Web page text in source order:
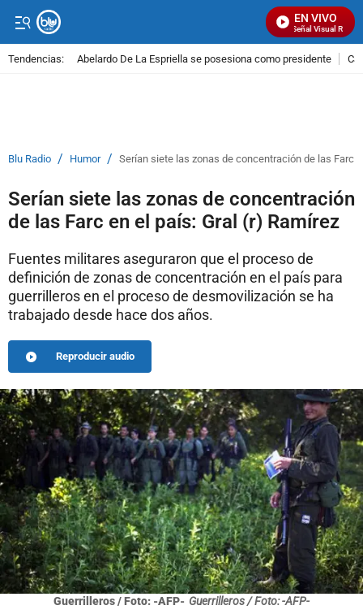
EN VIVO
Señal Visual Radio
Tendencias: Abelardo De La Espriella se posesiona como presidente
Blu Radio / Humor / Serían siete las zonas de concentración de las Farc
Serían siete las zonas de concentración
de las Farc en el país: Gral (r) Ramírez
Fuentes militares aseguraron que el proceso de
definición de zonas de concentración en el país para
guerrilleros en el proceso de desmovilización se ha
trabajado desde hace dos años.
Reproducir audio
Guerrilleros / Foto: -AFP- Guerrilleros / Foto: -AFP-